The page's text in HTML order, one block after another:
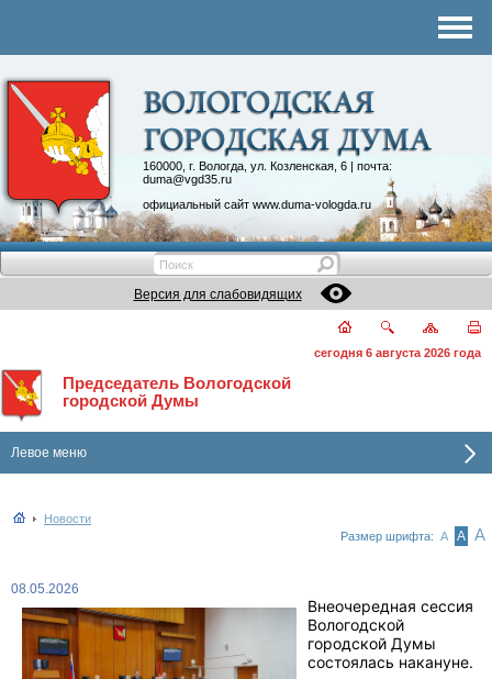
160000, г. Вологда, ул. Козленская, 6 | почта:
duma@vgd35.ru
официальный сайт www.duma-vologda.ru
Контакты
Депутатские объединения
Версия для слабовидящих
сегодня 6 августа 2026 года
Председатель Вологодской
городской Думы
Левое меню
Новости
Размер шрифта: А А А
08.05.2026
Внеочередная сессия
Вологодской
городской Думы
состоялась накануне.